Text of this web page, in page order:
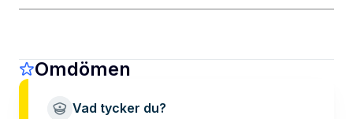
Omdömen
Vad tycker du?